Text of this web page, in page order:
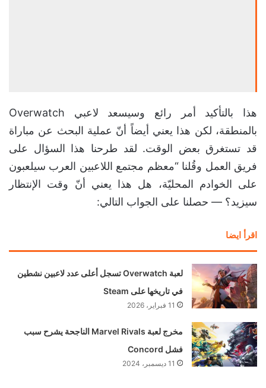
هذا بالتأكيد أمر رائع وسيسعد لاعبي Overwatch
بالمنطقة، لكن هذا يعني أيضاً أنّ عملية البحث عن مباراة
قد تستغرق بعض الوقت. لقد طرحنا هذا السؤال على
فريق العمل وقُلنا “معظم مجتمع اللاعبين العرب سيلعبون
على الخوادم المحليّة، هل هذا يعني أنّ وقت الإنتظار
سيزيد؟ — حصلنا على الجواب التالي:
اقرأ ايضا
لعبة Overwatch تسجل أعلى عدد لاعبين نشطين
في تاريخها على Steam
11 فبراير، 2026
مخرج لعبة Marvel Rivals الناجحة يشرح سبب
فشل Concord
11 ديسمبر، 2024